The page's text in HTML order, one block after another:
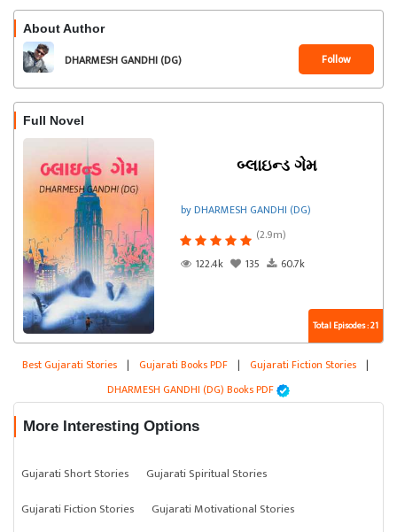
About Author
DHARMESH GANDHI (DG) Follow
Full Novel
બ્લાઇન્ડ ગેમ
by DHARMESH GANDHI (DG)
(2.9m)
122.4k
135 60.7k
Total Episodes : 21
Best Gujarati Stories | Gujarati Books PDF | Gujarati Fiction Stories |
DHARMESH GANDHI (DG) Books PDF
More Interesting Options
Gujarati Short Stories
Gujarati Spiritual Stories
Gujarati Fiction Stories
Gujarati Motivational Stories